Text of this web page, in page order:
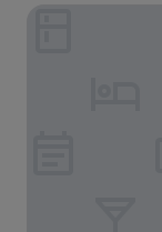
Bewertungen)